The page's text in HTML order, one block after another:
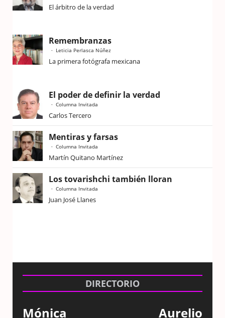
El árbitro de la verdad
Remembranzas
Leticia Perlasca Núñez
La primera fotógrafa mexicana
El poder de definir la verdad
Columna Invitada
Carlos Tercero
Mentiras y farsas
Columna Invitada
Martín Quitano Martínez
Los tovarishchi también lloran
Columna Invitada
Juan José Llanes
DIRECTORIO
Mónica Aurelio